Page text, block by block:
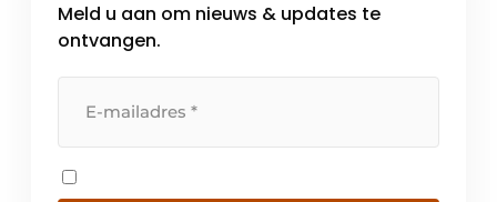
Meld u aan om nieuws & updates te
ontvangen.